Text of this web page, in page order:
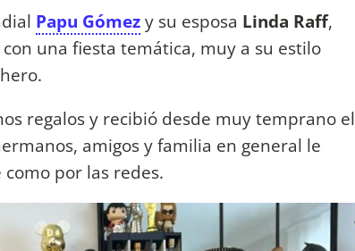
Papu Gómezy su esposa Linda Raff,
una fiesta temática, muy a su estilo
regalos y recibió desde muy temprano el
amigos y familia en general le
por las redes.